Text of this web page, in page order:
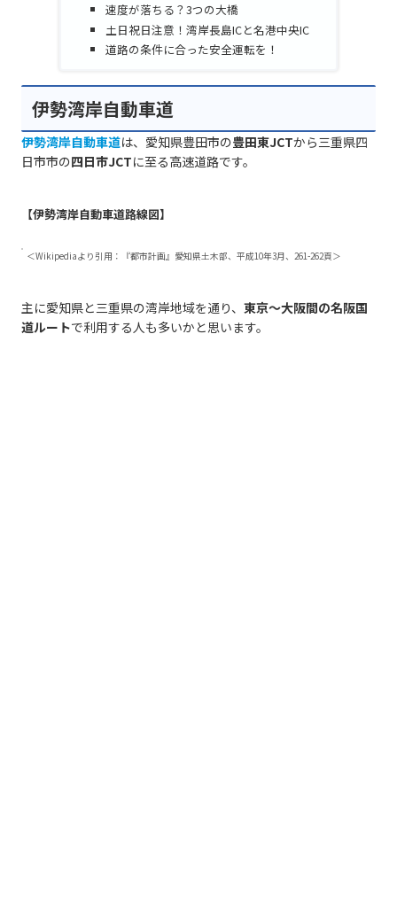
速度が落ちる？3つの大橋
土日祝日注意！湾岸長島ICと名港中央IC
道路の条件に合った安全運転を！
伊勢湾岸自動車道
伊勢湾岸自動車道は、愛知県豊田市の豊田東JCTから三重県四
日市市の四日市JCTに至る高速道路です。
【伊勢湾岸自動車道路線図】
＜Wikipediaより引用：『都市計画』愛知県土木部、平成10年3月、261-262頁＞
主に愛知県と三重県の湾岸地域を通り、 東京～大阪間の名阪国
道ルートで利用する人も多いかと思います。